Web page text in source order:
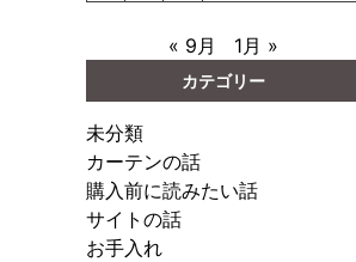
« 9月 1月 »
カテゴリー
未分類
カーテンの話
購入前に読みたい話
サイトの話
お手入れ